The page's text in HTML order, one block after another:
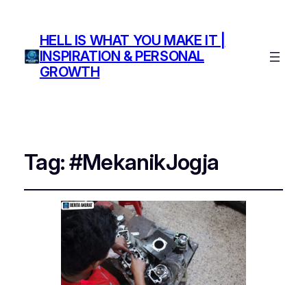
HELL IS WHAT YOU MAKE IT |
INSPIRATION & PERSONAL
GROWTH
Tag:#MekanikJogja